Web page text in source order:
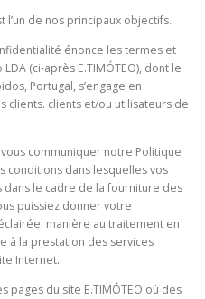
de nos principaux objectifs.
énonce les termes et
(ci-après E.TIMÓTEO), dont le
Portugal, s’engage en
clients. clients et/ou utilisateurs de
communiquer notre Politique
conditions dans lesquelles vos
le cadre de la fourniture des
puissiez donner votre
manière au traitement en
à la prestation des services
Internet.
du site E.TIMÓTEO où des